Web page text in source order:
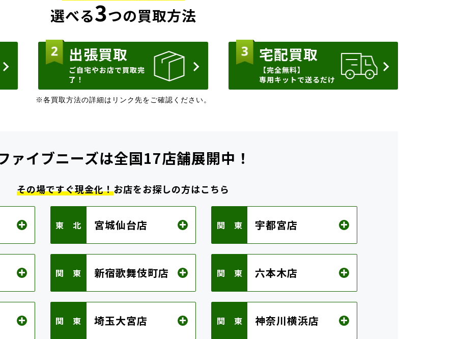
選べる3つの買取方法
出張買取
ご自宅やお店で買取完
了！
宅配買取
【完全無料】
専用キットで送るだけ
※各買取方法の詳細はリンク先をご確認ください。
ァイブニーズは全国17店舗展開中！
その場ですぐ現金化！お店をお探しの方はこちら
東 北 宮城仙台店 関 東 宇都宮店
関 東 新宿歌舞伎町店 関 東 六本木店
関 東 埼玉大宮店 関 東 神奈川横浜店